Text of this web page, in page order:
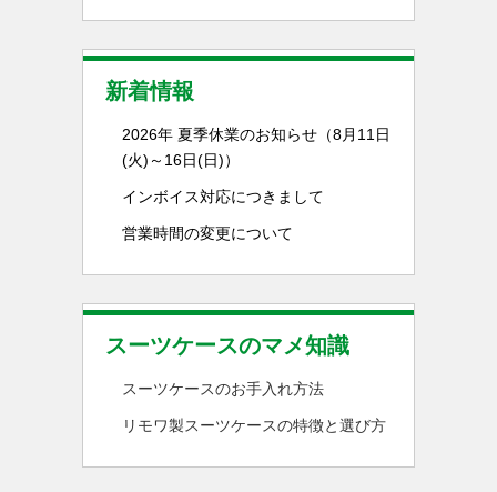
新着情報
2026年 夏季休業のお知らせ（8月11日
(火)～16日(日)）
インボイス対応につきまして
営業時間の変更について
スーツケースのマメ知識
スーツケースのお手入れ方法
リモワ製スーツケースの特徴と選び方